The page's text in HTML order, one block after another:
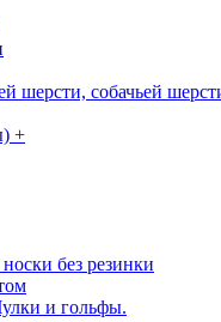
шерсти, собачьей
+
без резинки
и гольфы.